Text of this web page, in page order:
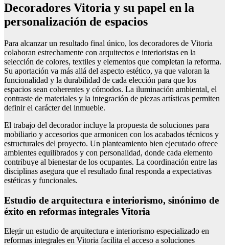
Decoradores Vitoria y su papel en la
personalización de espacios
Para alcanzar un resultado final único, los decoradores de Vitoria
colaboran estrechamente con arquitectos e interioristas en la
selección de colores, textiles y elementos que completan la reforma.
Su aportación va más allá del aspecto estético, ya que valoran la
funcionalidad y la durabilidad de cada elección para que los
espacios sean coherentes y cómodos. La iluminación ambiental, el
contraste de materiales y la integración de piezas artísticas permiten
definir el carácter del inmueble.
El trabajo del decorador incluye la propuesta de soluciones para
mobiliario y accesorios que armonicen con los acabados técnicos y
estructurales del proyecto. Un planteamiento bien ejecutado ofrece
ambientes equilibrados y con personalidad, donde cada elemento
contribuye al bienestar de los ocupantes. La coordinación entre las
disciplinas asegura que el resultado final responda a expectativas
estéticas y funcionales.
Estudio de arquitectura e interiorismo, sinónimo de
éxito en reformas integrales Vitoria
Elegir un estudio de arquitectura e interiorismo especializado en
reformas integrales en Vitoria facilita el acceso a soluciones